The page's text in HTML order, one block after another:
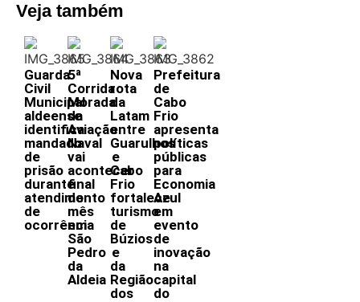
Veja também
Guarda
Civil
Municipal
aldeense
identifica
mandado
de
prisão
durante
atendimento
de
ocorrência
5ª
Corrida
Morada
da
Aviação
Naval
vai
acontecer
final
do
mês
em
São
Pedro
da
Aldeia
Nova
rota
da
Latam
entre
Guarulhos
e
Cabo
Frio
fortalece
turismo
de
Búzios
e
da
Região
dos
Prefeitura
de
Cabo
Frio
apresenta
políticas
públicas
para
Economia
Azul
em
evento
de
inovação
na
capital
do